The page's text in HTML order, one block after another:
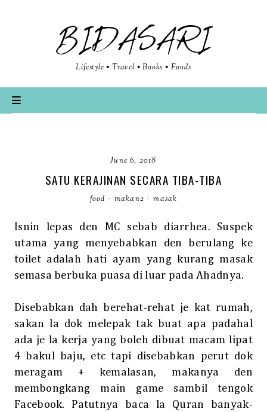
BIDASARI
Lifestyle • Travel • Books • Foods
June 6, 2018
SATU KERAJINAN SECARA TIBA-TIBA
food · makan2 · masak
Isnin lepas den MC sebab diarrhea. Suspek
utama yang menyebabkan den berulang ke
toilet adalah hati ayam yang kurang masak
semasa berbuka puasa di luar pada Ahadnya.
Disebabkan dah berehat-rehat je kat rumah,
sakan la dok melepak tak buat apa padahal
ada je la kerja yang boleh dibuat macam lipat
4 bakul baju, etc tapi disebabkan perut dok
meragam + kemalasan, makanya den
membongkang main game sambil tengok
Facebook. Patutnya baca la Quran banyak-